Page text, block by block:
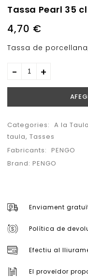
Tassa Pearl 35 cl
4,70 €
Tassa de
Categories: A la Taula
taula, Tasses
Fabricants: PENGO
Brand: PENGO
Enviament
Política de
Efectiu al
El proveïdor